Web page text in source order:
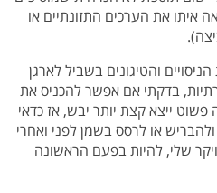
איתו את הערכים התזונתיים או
והטיגונים בשביל לארגן
בדקתי אם אפשר להכניס את
ייצא קצת יותר יבש, אז כדאי
או לרסס בשמן לפני ואחרי
שלי, להיות בפעם הראשונה